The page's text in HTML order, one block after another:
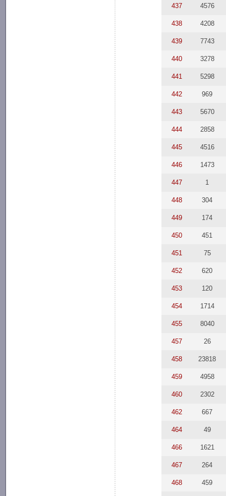
437 4576
438 4208
439 7743
440 3278
441 5298
442 969
443 5670
444 2858
445 4516
446 1473
447 1
448 304
449 174
450 451
451 75
452 620
453 120
454 1714
455 8040
457 26
458 23818
459 4958
460 2302
462 667
464 49
466 1621
467 264
468 459